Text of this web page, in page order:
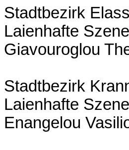
Stadtbezirk
Laienhafte
Giavouroglou
Stadtbezirk
Laienhafte
Enangelou